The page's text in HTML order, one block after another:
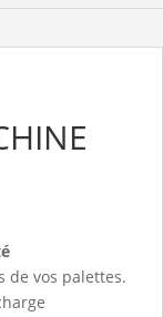
de vos palettes.